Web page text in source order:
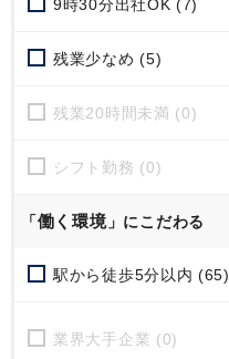
9時30分出社OK (7)
残業少なめ (5)
残業20時間未満 (0)
シフト勤務 (0)
「働く環境」にこだわる
駅から徒歩5分以内 (65)
業界大手企業 (0)